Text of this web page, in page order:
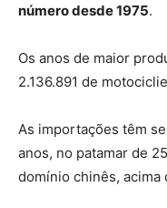
número desde 1975.
Os anos de maior
2.136.891 de
As importações têm
anos, no patamar de
domínio chinês, acima